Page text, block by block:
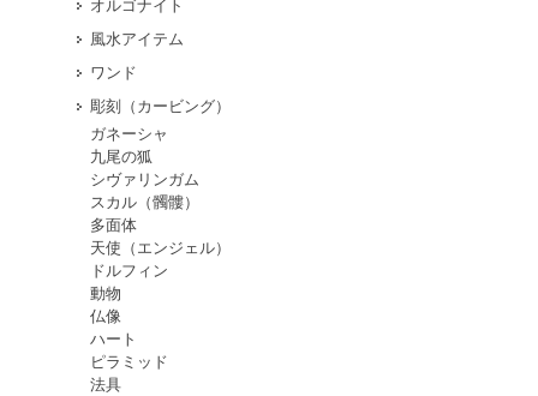
オルゴナイト
風水アイテム
ワンド
彫刻（カービング）
ガネーシャ
九尾の狐
シヴァリンガム
スカル（髑髏）
多面体
天使（エンジェル）
ドルフィン
動物
仏像
ハート
ピラミッド
法具